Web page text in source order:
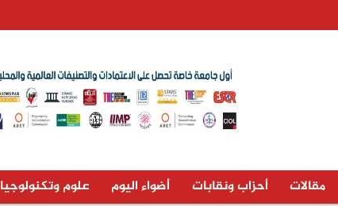
مقالات أحزاب ونقابات أضواء اليوم علوم وتكنولوجيا